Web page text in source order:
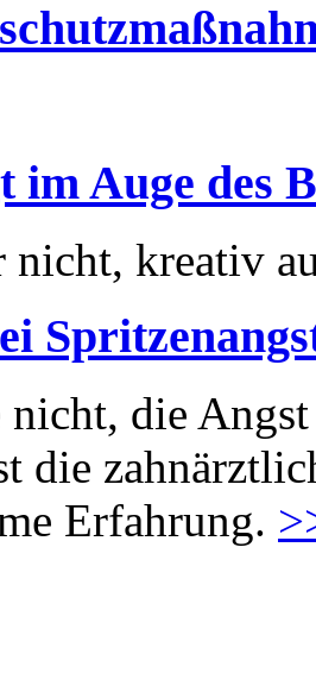
im Auge des
nicht, kreativ
nicht, die
die
Erfahrung.